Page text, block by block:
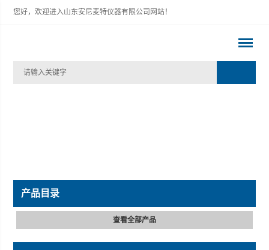
您好，欢迎进入山东安尼麦特仪器有限公司网站！
产品目录
查看全部产品